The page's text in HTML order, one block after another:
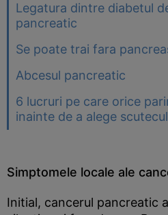
Legatura dintre diabetul
pancreatic
Se poate trai fara
Abcesul pancreatic
6 lucruri pe care orice
inainte de a alege
Simptomele locale ale
Initial, cancerul pancreatic